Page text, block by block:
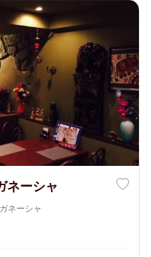
ネーシャ
ネーシャ